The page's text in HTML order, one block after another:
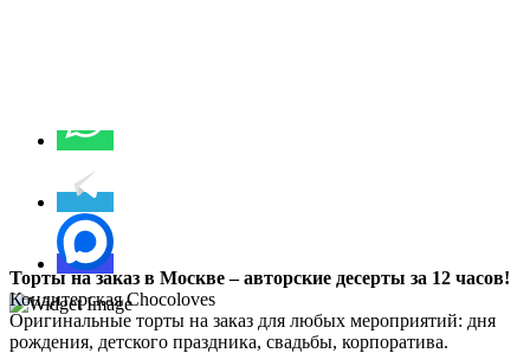
Торты на заказ в Москве – авторские десерты за 12 часов!
Кондитерская Chocoloves
Оригинальные торты на заказ для любых мероприятий: дня
рождения, детского праздника, свадьбы, корпоратива.